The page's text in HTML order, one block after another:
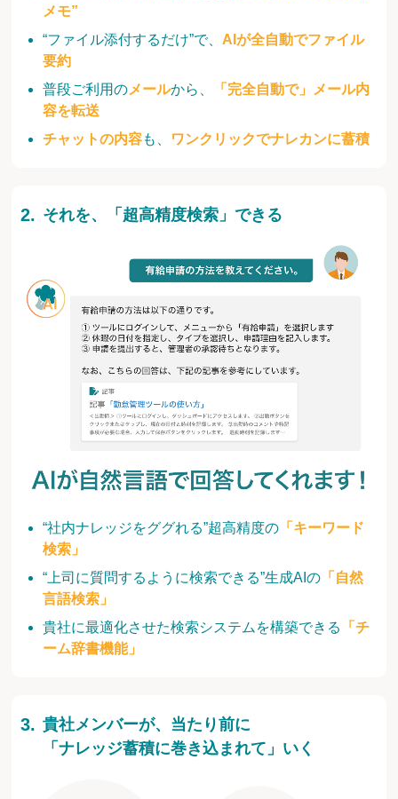
メモ”
“ファイル添付するだけ”で、 AIが全自動でファイル
要約
普段ご利用のメールから、
「完全自動で」メール内
容を転送
チャットの内容も、 ワンクリックでナレカンに蓄積
“社内ナレッジをググれる”超高精度の 「キーワード
検索」
“上司に質問するように検索できる”生成AIの 「自然
言語検索」
貴社に最適化させた検索システムを構築できる
「チ
ーム辞書機能」
それを、「超高精度検索」できる
貴社メンバーが、当たり前に
「ナレッジ蓄積に巻き込まれて」いく